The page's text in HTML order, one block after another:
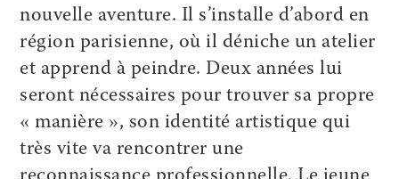
nouvelle aventure. Il s’installe d’abord en
région parisienne, où il déniche un atelier
et apprend à peindre. Deux années lui
seront nécessaires pour trouver sa propre
« manière », son identité artistique qui
très vite va rencontrer une